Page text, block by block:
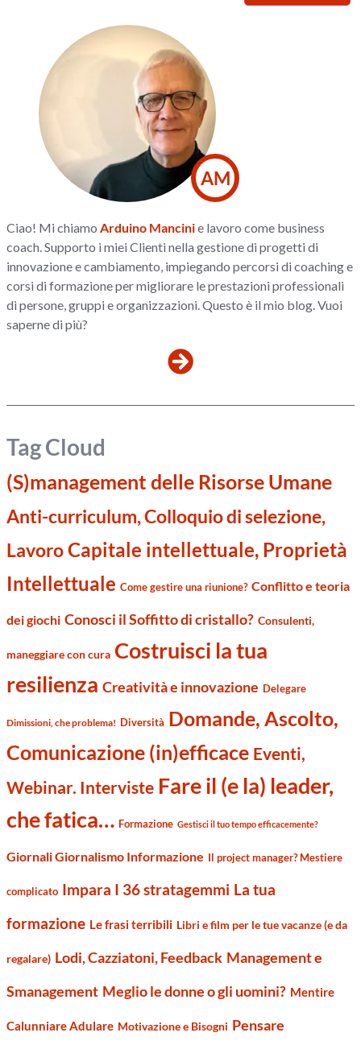
AM
Ciao! Mi chiamoArduino Mancinie lavoro come business
coach. Supporto i miei Clienti nella gestione di progetti di
innovazione e cambiamento, impiegando percorsi di coaching e
corsi di formazione per migliorare le prestazioni professionali
di persone, gruppi e organizzazioni. Questo è il mio blog. Vuoi
saperne di più?
Tag Cloud
(S)management delle Risorse Umane
Anti-curriculum, Colloquio di selezione,
LavoroCapitale intellettuale, Proprietà
Intellettuale Come gestire una riunione? Conflitto e teoria
dei giochi Conosci il Soffitto di cristallo? Consulenti,
maneggiare con cura Costruisci la tua
resilienza Creatività e innovazione Delegare
Dimissioni, che problema! Diversità Domande, Ascolto,
Comunicazione (in)efficace Eventi,
Webinar. Interviste Fare il (e la) leader,
che fatica… Formazione Gestisci il tuo tempo efficacemente?
Giornali Giornalismo Informazione Il project manager? Mestiere
complicato Impara I 36 stratagemmi La tua
formazione Le frasi terribili Libri e film per le tue vacanze (e da
regalare) Lodi, Cazziatoni, Feedback Management e
Smanagement Meglio le donne o gli uomini? Mentire
Calunniare Adulare Motivazione e Bisogni Pensare